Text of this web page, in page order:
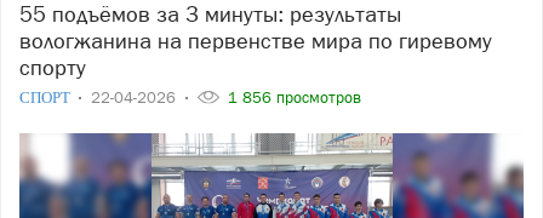
55 подъёмов за 3 минуты: результаты
вологжанина на первенстве мира по гиревому
спорту
СПОРТ 22-04-2026 1 856 просмотров